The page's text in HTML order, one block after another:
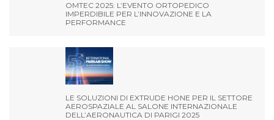
OMTEC 2025: L’EVENTO ORTOPEDICO
IMPERDIBILE PER L’INNOVAZIONE E LA
PERFORMANCE
LE SOLUZIONI DI EXTRUDE HONE PER IL SETTORE
AEROSPAZIALE AL SALONE INTERNAZIONALE
DELL’AERONAUTICA DI PARIGI 2025